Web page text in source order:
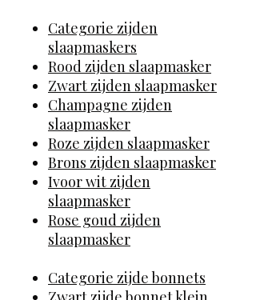
Categorie zijden
slaapmaskers
Rood zijden slaapmasker
Zwart zijden slaapmasker
Champagne zijden
slaapmasker
Roze zijden slaapmasker
Brons zijden slaapmasker
Ivoor wit zijden
slaapmasker
Rose goud zijden
slaapmasker
Categorie zijde bonnets